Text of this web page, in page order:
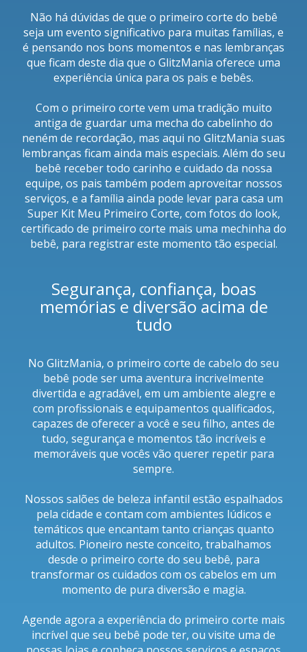
Não há dúvidas de que o primeiro corte do bebê
seja um evento significativo para muitas famílias, e
é pensando nos bons momentos e nas lembranças
que ficam deste dia que o GlitzMania oferece uma
experiência única para os pais e bebês.
Com o primeiro corte vem uma tradição muito
antiga de guardar uma mecha do cabelinho do
neném de recordação, mas aqui no GlitzMania suas
lembranças ficam ainda mais especiais. Além do seu
bebê receber todo carinho e cuidado da nossa
equipe, os pais também podem aproveitar nossos
serviços, e a família ainda pode levar para casa um
Super Kit Meu Primeiro Corte, com fotos do look,
certificado de primeiro corte mais uma mechinha do
bebê, para registrar este momento tão especial.
Segurança, confiança, boas
memórias e diversão acima de
tudo
No GlitzMania, o primeiro corte de cabelo do seu
bebê pode ser uma aventura incrivelmente
divertida e agradável, em um ambiente alegre e
com profissionais e equipamentos qualificados,
capazes de oferecer a você e seu filho, antes de
tudo, segurança e momentos tão incríveis e
memoráveis que vocês vão querer repetir para
sempre.
Nossos salões de beleza infantil estão espalhados
pela cidade e contam com ambientes lúdicos e
temáticos que encantam tanto crianças quanto
adultos. Pioneiro neste conceito, trabalhamos
desde o primeiro corte do seu bebê, para
transformar os cuidados com os cabelos em um
momento de pura diversão e magia.
Agende agora a experiência do primeiro corte mais
incrível que seu bebê pode ter, ou visite uma de